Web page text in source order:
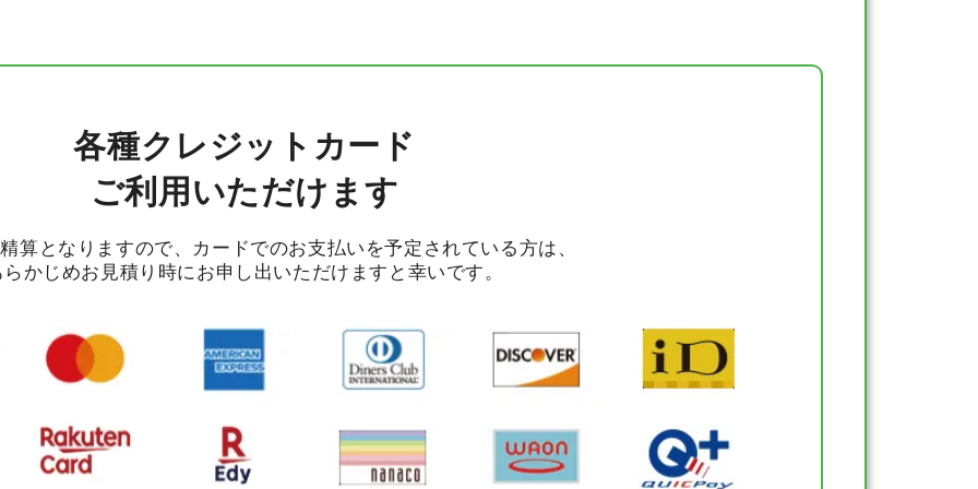
各種クレジットカード
ご利用いただけます
算となりますので、カードでのお支払いを予定されている方は、
かじめお見積り時にお申し出いただけますと幸いです。